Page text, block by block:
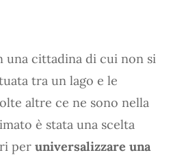
una cittadina di cui non si
tra un lago e le
altre ce ne sono nella
è stata una scelta
per universalizzare una